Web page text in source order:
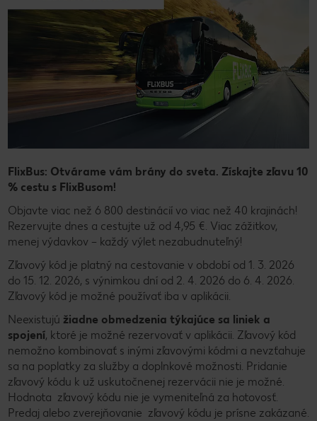
FlixBus: Otvárame vám brány do sveta. Získajte zľavu 10
% cestu s FlixBusom!
Objavte viac než 6 800 destinácií vo viac než 40 krajinách!
Rezervujte dnes a cestujte už od 4,95 €. Viac zážitkov,
menej výdavkov – každý výlet nezabudnuteľný!
Zľavový kód je platný na cestovanie v období od 1. 3. 2026
do 15. 12. 2026, s výnimkou dní od 2. 4. 2026 do 6. 4. 2026.
Zľavový kód je možné používať iba v aplikácii.
Neexistujú žiadne obmedzenia týkajúce sa liniek a
spojení, ktoré je možné rezervovať v aplikácii. Zľavový kód
nemožno kombinovať s inými zľavovými kódmi a nevzťahuje
sa na poplatky za služby a doplnkové možnosti. Pridanie
zľavový kódu k už uskutočnenej rezervácii nie je možné.
Hodnota zľavový kódu nie je vymeniteľná za hotovosť.
Predaj alebo zverejňovanie zľavový kódu je prísne zakázané.